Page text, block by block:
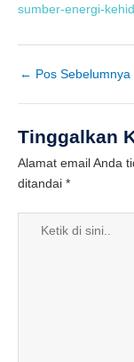
sumber-energi-
← Pos Sebelumnya
Tinggalkan
Alamat email Anda
ditandai *
Ketik